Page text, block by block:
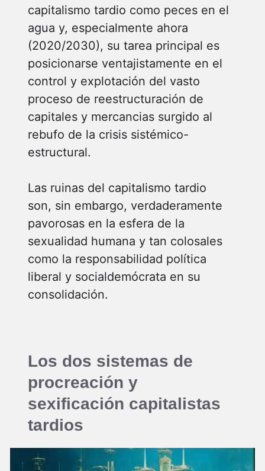
capitalismo tardio como peces en el
agua y, especialmente ahora
(2020/2030), su tarea principal es
posicionarse ventajistamente en el
control y explotación del vasto
proceso de reestructuración de
capitales y mercancias surgido al
rebufo de la crisis sistémico-
estructural.
Las ruinas del capitalismo tardio
son, sin embargo, verdaderamente
pavorosas en la esfera de la
sexualidad humana y tan colosales
como la responsabilidad política
liberal y socialdemócrata en su
consolidación.
Los dos sistemas de
procreación y
sexificación capitalistas
tardios